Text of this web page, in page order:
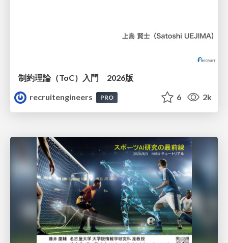
制約理論（ToC）入門 2026版
recruitengineers
PRO 6 2k